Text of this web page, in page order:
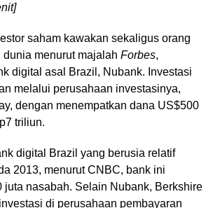
saham kawakan sekaligus orang
menurut majalah Forbes,
digital asal Brazil, Nubank. Investasi
melalui perusahaan investasinya,
dengan menempatkan dana US$500
triliun.
digital Brazil yang berusia relatif
2013, menurut CNBC, bank ini
juta nasabah. Selain Nubank, Berkshire
di perusahaan pembayaran